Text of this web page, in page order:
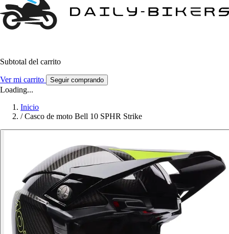
Subtotal del carrito
Ver mi carrito Seguir comprando
Loading...
Inicio
/ Casco de moto Bell 10 SPHR Strike